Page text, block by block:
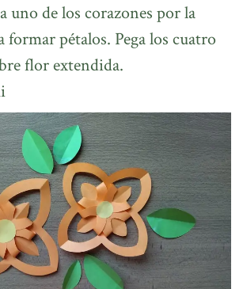
uno de los corazones por la
formar pétalos. Pega los cuatro
flor extendida.